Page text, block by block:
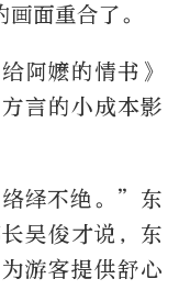
面重合了。
阿嬷的情书》
言的小成本影
络绎不绝。”东
吴俊才说，东
游客提供舒心